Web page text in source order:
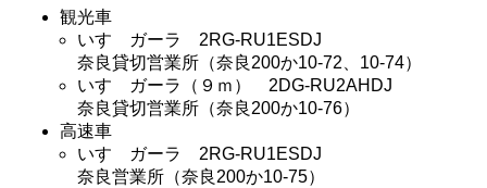
観光車
いすゞガーラ 2RG-RU1ESDJ
奈良貸切営業所（奈良200か10-72、10-74）
いすゞガーラ（９ｍ） 2DG-RU2AHDJ
奈良貸切営業所（奈良200か10-76）
高速車
いすゞガーラ 2RG-RU1ESDJ
奈良営業所（奈良200か10-75）